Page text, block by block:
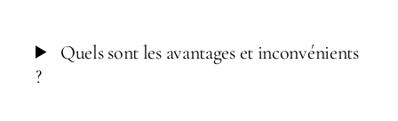
Quels sont les avantages et inconvénients
?